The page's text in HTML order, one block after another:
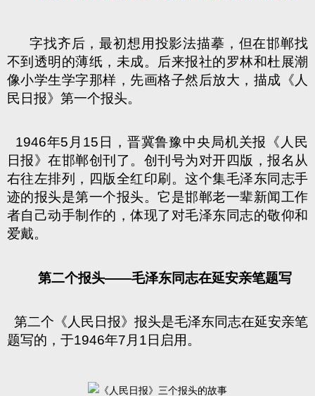
字找齐后，最初想用投影法描摹，但在邯郸找
不到透明的薄纸，未成。后来报社的罗林和杜展潮
像小学生学字那样，先画格子然后放大，描成《人
民日报》第一个报头。
1946年5 月15 日
，晋冀鲁豫中央局机关报《人民
日报》在邯郸创刊 了。创刊号为对开四版，报名从
右往左排列，四版全红印刷。这个集毛泽东同志手
迹的报头是第一个报头。它是邯郸老一辈新闻工作
者自己动手制作的，体现了对毛泽东同志的敬仰和
爱戴。
第二个报头——毛泽东同志在延安亲笔题写
第二个《人民日报》报头是毛泽东同志在延安亲笔
题写的，于1946年7 月 1 日 启用。